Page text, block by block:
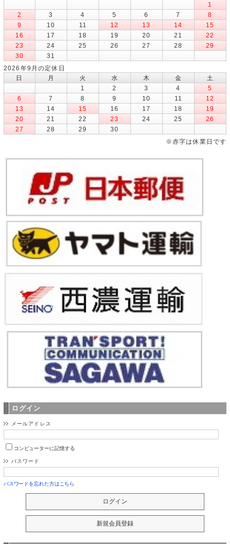
1
2
3 4 5 6 7
8
9
10 11 12 13 14
15
16
17 18 19 20 21
22
23
24 25 26 27 28
29
30
31
2026年9月の定休日
日
月 火 水 木 金
土
1
2 3 4
5
6
7 8 9 10 11
12
13
14 15 16 17 18
19
20
21 22 23 24 25
26
27
28 29
30
※赤字は休業日です
ログイン
メールアドレス
コンピューターに記憶する
パスワード
パスワードを忘れた方はこちら